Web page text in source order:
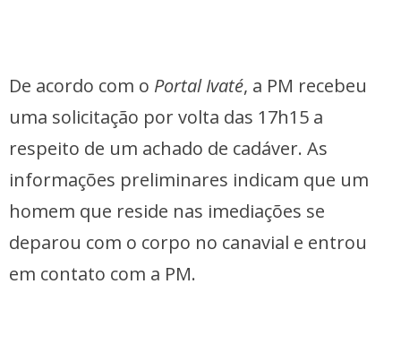
De acordo com o Portal Ivaté, a PM recebeu
uma solicitação por volta das 17h15 a
respeito de um achado de cadáver. As
informações preliminares indicam que um
homem que reside nas imediações se
deparou com o corpo no canavial e entrou
em contato com a PM.